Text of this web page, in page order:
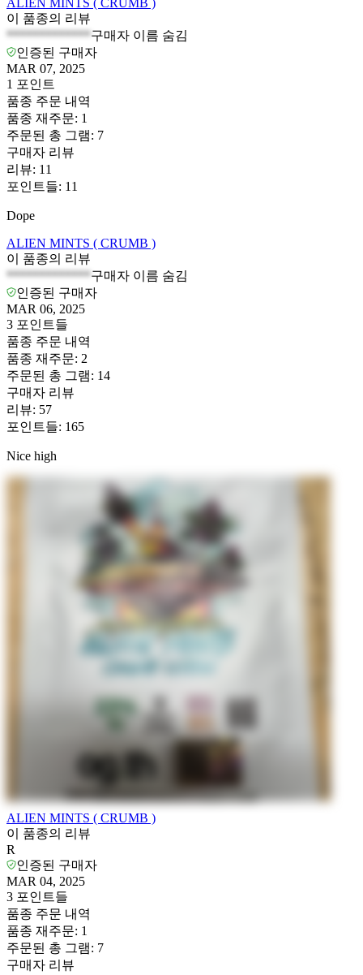
이 품종의 리뷰
*************구매자 이름 숨김
인증된 구매자
MAR 07, 2025
1 포인트
품종 주문 내역
품종 재주문: 1
주문된 총 그램: 7
구매자 리뷰
리뷰: 11
포인트들: 11
Dope
ALIEN MINTS ( CRUMB )
이 품종의 리뷰
*************구매자 이름 숨김
인증된 구매자
MAR 06, 2025
3 포인트들
품종 주문 내역
품종 재주문: 2
주문된 총 그램: 14
구매자 리뷰
리뷰: 57
포인트들: 165
Nice high
ALIEN MINTS ( CRUMB )
이 품종의 리뷰
R
인증된 구매자
MAR 04, 2025
3 포인트들
품종 주문 내역
품종 재주문: 1
주문된 총 그램: 7
구매자 리뷰